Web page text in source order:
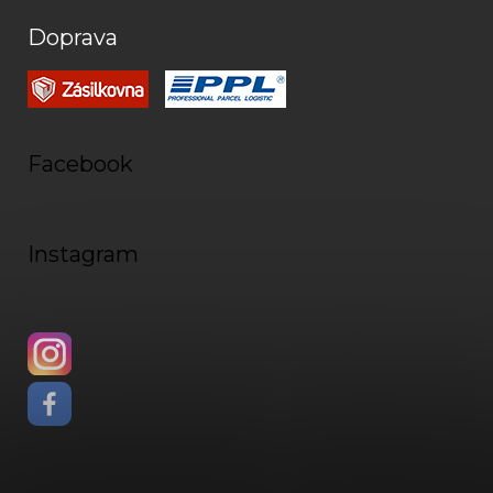
Doprava
Facebook
Instagram